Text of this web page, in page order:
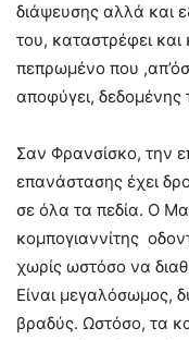
διάψευσης αλλά και
του, καταστρέφει
πεπρωμένο που
αποφύγει,
Σαν Φρανσίσκο, την
επανάστασης έχει
σε όλα τα πεδία. O
κομπογιαννίτης
χωρίς ωστόσο να
Είναι μεγαλόσωμος,
βραδύς. Ωστόσο, τα